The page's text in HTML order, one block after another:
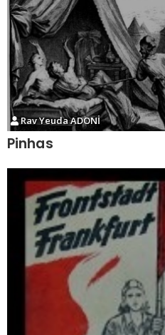
Rav Yeuda ADONİ
Pinhas